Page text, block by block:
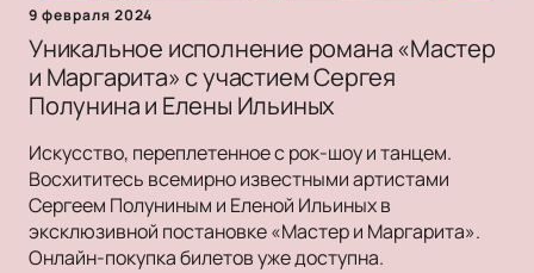
9 февраля 2024
Уникальное исполнение романа «Мастер
и Маргарита» с участием Сергея
Полунина и Елены Ильиных
Искусство, переплетенное с рок-шоу и танцем.
Восхититесь всемирно известными артистами
Сергеем Полуниным и Еленой Ильиных в
эксклюзивной постановке «Мастер и Маргарита».
Онлайн-покупка билетов уже доступна.